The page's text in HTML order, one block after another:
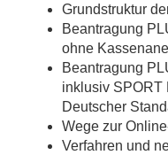
Grundstruktur
Beantragung
ohne
Beantragung
inklusiv SPORT
Deutscher
Wege zur
Verfahren und